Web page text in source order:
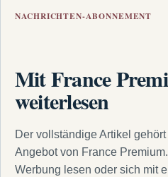
NACHRICHTEN-ABONNEMENT
Mit France
weiterlesen
Der vollständige Artikel
Angebot von France
Werbung lesen oder sich mit